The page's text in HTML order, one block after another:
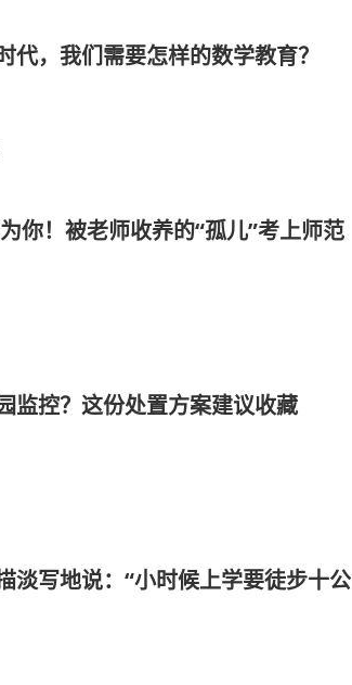
代，我们需要怎样的数学教育？
你！被老师收养的“孤儿”考上师范
监控？这份处置方案建议收藏
淡写地说：“小时候上学要徒步十公